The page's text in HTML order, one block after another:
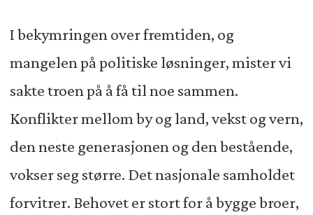
I bekymringen over fremtiden, og
mangelen på politiske løsninger, mister vi
sakte troen på å få til noe sammen.
Konflikter mellom by og land, vekst og vern,
den neste generasjonen og den bestående,
vokser seg større. Det nasjonale samholdet
forvitrer. Behovet er stort for å bygge broer,